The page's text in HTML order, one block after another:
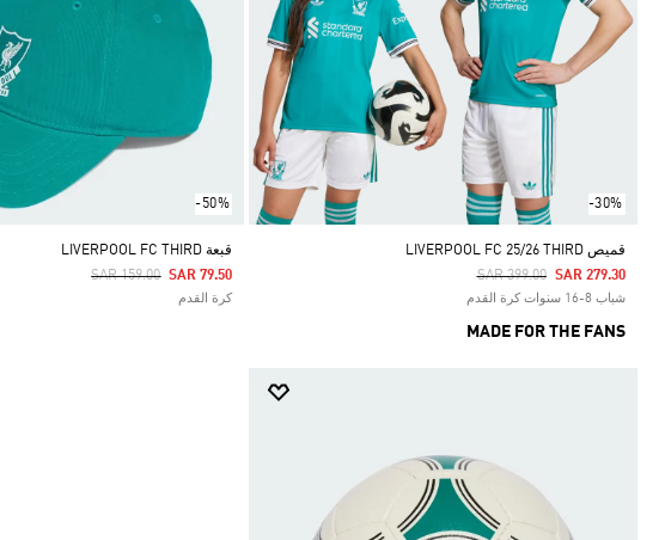
-30%
قميص LIVERPOOL FC 25/26 THIRD
Price Reduced From
SAR 399.00ToSAR 279.30
شباب 8-16 سنوات كرة القدم
MADE FOR THE FANS
-50%
قبعة LIVERPOOL FC THIRD
Price Reduced From
SAR 159.00ToSAR 79.50
كرة القدم